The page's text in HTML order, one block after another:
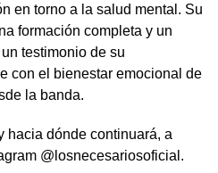
en torno a la salud mental. Su
formación completa y un
testimonio de su
con el bienestar emocional de
la banda.
hacia dónde continuará, a
@losnecesariosoficial.